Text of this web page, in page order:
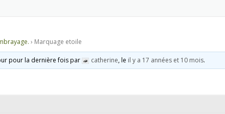
› Marquage etoile
pour la dernière fois par catherine, le il y a 17 années et 10 mois.